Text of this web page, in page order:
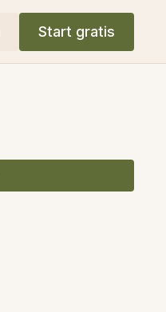
Start gratis